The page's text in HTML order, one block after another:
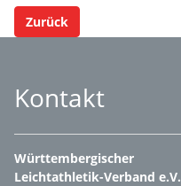
Zurück
Kontakt
Württembergischer
Leichtathletik-Verband e.V.